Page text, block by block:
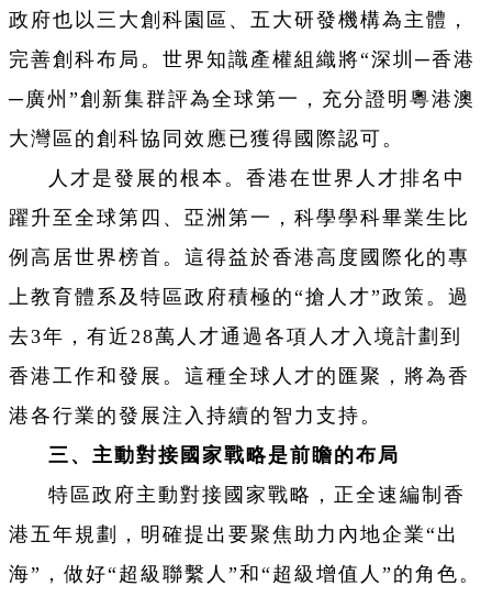
政府也以三大創科園區、五大研發機構為主體，
完善創科布局。世界知識產權組織將“深圳─香港
─廣州”創新集群評為全球第一，充分證明粵港澳
大灣區的創科協同效應已獲得國際認可。
人才是發展的根本。香港在世界人才排名中
躍升至全球第四、亞洲第一，科學學科畢業生比
例高居世界榜首。這得益於香港高度國際化的專
上教育體系及特區政府積極的“搶人才”政策。過
去3年，有近28萬人才通過各項人才入境計劃到
香港工作和發展。這種全球人才的匯聚，將為香
港各行業的發展注入持續的智力支持。
三、主動對接國家戰略是前瞻的布局
特區政府主動對接國家戰略，正全速編制香
港五年規劃，明確提出要聚焦助力內地企業“出
海”，做好“超級聯繫人”和“超級增值人”的角色。